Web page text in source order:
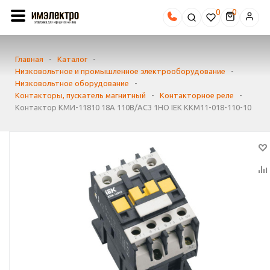
0
Главная - Каталог
-
Низковольтное и промышленное электрооборудование
-
Низковольтное оборудование
-
Контакторы, пускатель магнитный
- Контакторное реле
-
Контактор КМИ-11810 18А 110В/АС3 1НО IEK KKM11-018-110-10